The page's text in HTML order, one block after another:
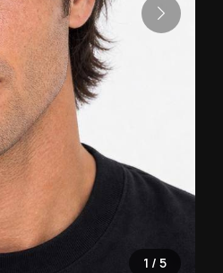
1 / 5